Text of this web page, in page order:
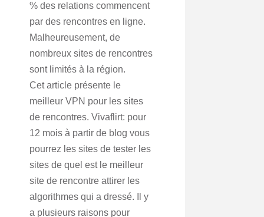
% des relations commencent
par des rencontres en ligne.
Malheureusement, de
nombreux sites de rencontres
sont limités à la région.
Cet article présente le
meilleur VPN pour les sites
de rencontres. Vivaflirt: pour
12 mois à partir de blog vous
pourrez les sites de tester les
sites de quel est le meilleur
site de rencontre attirer les
algorithmes qui a dressé. Il y
a plusieurs raisons pour